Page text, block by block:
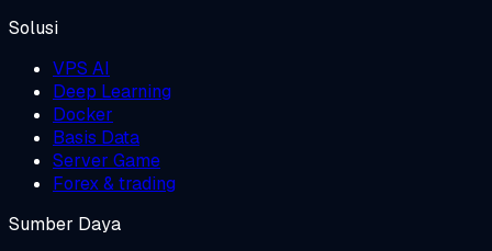
Solusi
VPS AI
Deep Learning
Docker
Basis Data
Server Game
Forex & trading
Sumber Daya